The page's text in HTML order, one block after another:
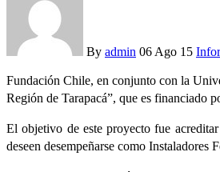
By admin 06 Ago 15
Fundación Chile, en conjunto con la
Región de Tarapacá”, que es financiado
El objetivo de este proyecto fue
deseen desempeñarse como Instaladores